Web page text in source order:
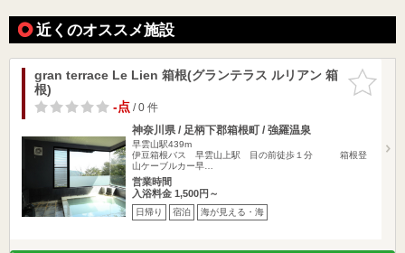
近くのオススメ施設
お気に入
りに追加
gran terrace Le Lien 箱根(グランテラス ルリアン 箱
根)
-点/ 0 件
神奈川県 / 足柄下郡箱根町 / 強羅温泉
早雲山駅439m
伊豆箱根バス 早雲山上駅 目の前徒歩１分 箱根登
山ケーブルカー早…
営業時間
入浴料金 1,500円～
日帰り 宿泊 海が見える・海